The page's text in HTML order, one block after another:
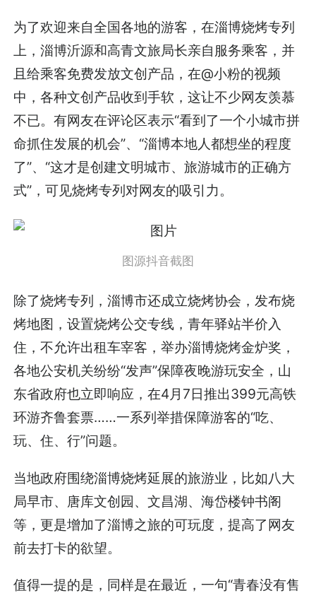
为了欢迎来自全国各地的游客，在淄博烧烤专列
上，淄博沂源和高青文旅局长亲自服务乘客，并
且给乘客免费发放文创产品，在@小粉的视频
中，各种文创产品收到手软，这让不少网友羡慕
不已。有网友在评论区表示“看到了一个小城市拼
命抓住发展的机会”、“淄博本地人都想坐的程度
了”、“这才是创建文明城市、旅游城市的正确方
式”，可见烧烤专列对网友的吸引力。
图源抖音截图
除了烧烤专列，淄博市还成立烧烤协会，发布烧
烤地图，设置烧烤公交专线，青年驿站半价入
住，不允许出租车宰客，举办淄博烧烤金炉奖，
各地公安机关纷纷“发声”保障夜晚游玩安全，山
东省政府也立即响应，在4月7日推出399元高铁
环游齐鲁套票……一系列举措保障游客的“吃、
玩、住、行”问题。
当地政府围绕淄博烧烤延展的旅游业，比如八大
局早市、唐库文创园、文昌湖、海岱楼钟书阁
等，更是增加了淄博之旅的可玩度，提高了网友
前去打卡的欲望。
值得一提的是，同样是在最近，一句“青春没有售